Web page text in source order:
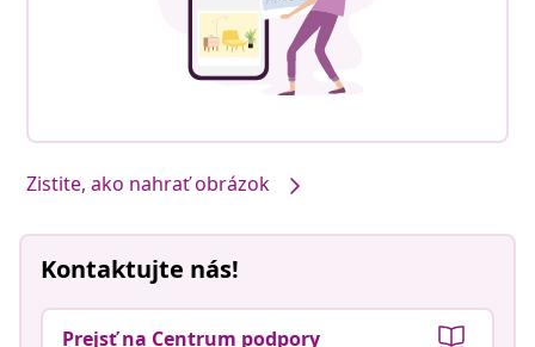
Zistite, ako nahrať obrázok
Kontaktujte nás!
Prejsť na Centrum podpory